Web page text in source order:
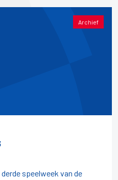
Archief
speelweek van de